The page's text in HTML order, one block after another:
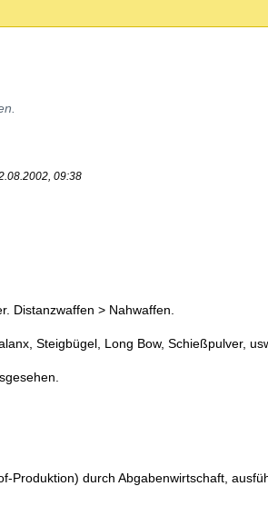
09:38
Distanzwaffen > Nahwaffen.
Steigbügel, Long Bow, Schießpulver,
Produktion) durch Abgabenwirtschaft,